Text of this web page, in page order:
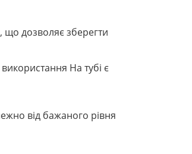
що дозволяє зберегти
На тубі є
від бажаного рівня